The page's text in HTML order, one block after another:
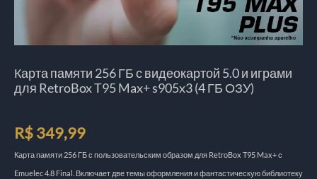
Карта памяти 256 ГБ с видеокартой 5.0 и играми
для RetroBox T95 Max+ s905x3 (4 ГБ ОЗУ)
R$349,99
Карта памяти 256 ГБ с пользовательским образом для RetroBox T95 Max+ с
Emuelec 4.8 Final. Включает две темы оформления и фантастическую библиотеку